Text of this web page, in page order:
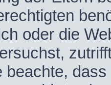
oder die
beachte,